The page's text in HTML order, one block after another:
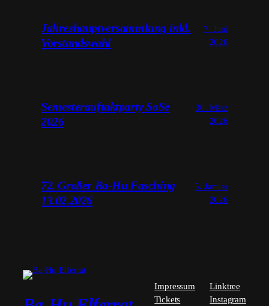
Jahreshauptversammlung inkl.
Vorstandswahl
7. Juni
2026
Semesterauftaktparty SoSe
2026
30. März
2026
72. Großer Ba-Hu Fasching
13.02.2026
5. Januar
2026
Impressum
Tickets
Linktree
Instagram